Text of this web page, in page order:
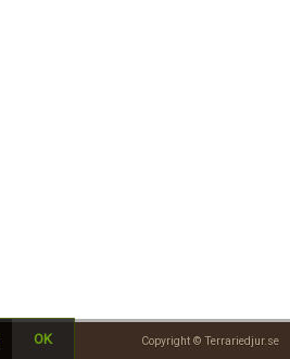
Copyright © Terrariedjur.se
OK